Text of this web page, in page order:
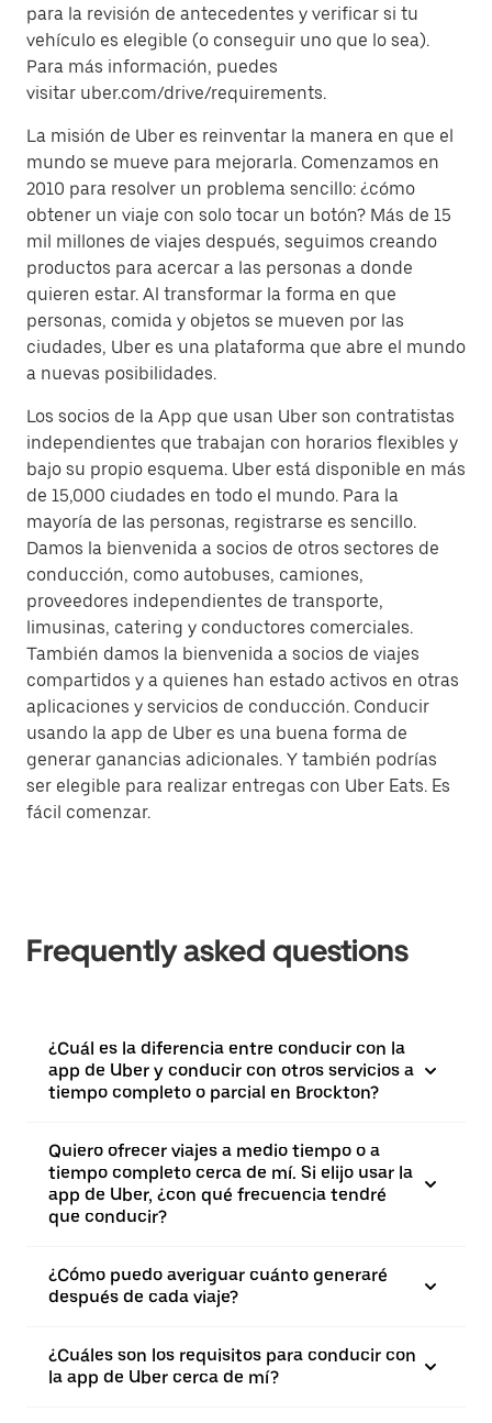
para la revisión de antecedentes y verificar si tu
vehículo es elegible (o conseguir uno que lo sea).
Para más información, puedes
visitar uber.com/drive/requirements.
La misión de Uber es reinventar la manera en que el
mundo se mueve para mejorarla. Comenzamos en
2010 para resolver un problema sencillo: ¿cómo
obtener un viaje con solo tocar un botón? Más de 15
mil millones de viajes después, seguimos creando
productos para acercar a las personas a donde
quieren estar. Al transformar la forma en que
personas, comida y objetos se mueven por las
ciudades, Uber es una plataforma que abre el mundo
a nuevas posibilidades.
Los socios de la App que usan Uber son contratistas
independientes que trabajan con horarios flexibles y
bajo su propio esquema. Uber está disponible en más
de 15,000 ciudades en todo el mundo. Para la
mayoría de las personas, registrarse es sencillo.
Damos la bienvenida a socios de otros sectores de
conducción, como autobuses, camiones,
proveedores independientes de transporte,
limusinas, catering y conductores comerciales.
También damos la bienvenida a socios de viajes
compartidos y a quienes han estado activos en otras
aplicaciones y servicios de conducción. Conducir
usando la app de Uber es una buena forma de
generar ganancias adicionales. Y también podrías
ser elegible para realizar entregas con Uber Eats. Es
fácil comenzar.
Frequently asked questions
¿Cuál es la diferencia entre conducir con la
app de Uber y conducir con otros servicios a
tiempo completo o parcial en Brockton?
Quiero ofrecer viajes a medio tiempo o a
tiempo completo cerca de mí. Si elijo usar la
app de Uber, ¿con qué frecuencia tendré
que conducir?
¿Cómo puedo averiguar cuánto generaré
después de cada viaje?
¿Cuáles son los requisitos para conducir con
la app de Uber cerca de mí?